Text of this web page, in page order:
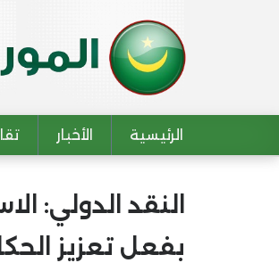
Main navigation
الرئيسية الأخبار
بفعل تعزيز